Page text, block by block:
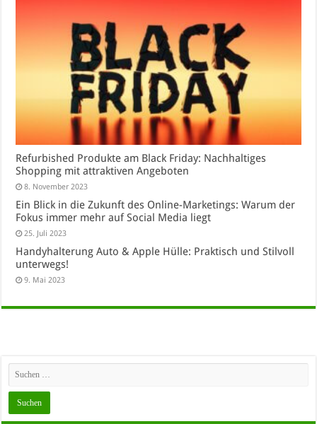
Refurbished Produkte am Black Friday: Nachhaltiges
Shopping mit attraktiven Angeboten
8. November 2023
Ein Blick in die Zukunft des Online-Marketings: Warum der
Fokus immer mehr auf Social Media liegt
25. Juli 2023
Handyhalterung Auto & Apple Hülle: Praktisch und Stilvoll
unterwegs!
9. Mai 2023